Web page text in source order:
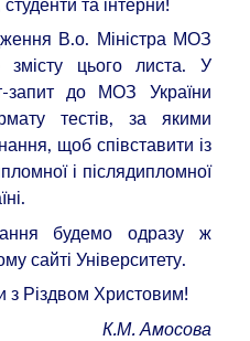
В.о. Міністра МОЗ
цього листа. У
запит до МОЗ України
тестів, за якими
щоб співставити із
і післядипломної
будемо одразу ж
сайті Університету.
Різдвом Христовим!
К.М. Амосова